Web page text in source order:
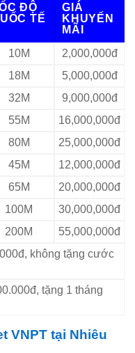
ĐỘ
TẾ
GIÁ
KHUYẾN
MÃI
10M
2,000,000đ
18M
5,000,000đ
32M
9,000,000đ
55M
16,000,000đ
80M
25,000,000đ
45M
12,000,000đ
65M
20,000,000đ
100M
30,000,000đ
200M
55,000,000đ
không tặng cước
tặng 1 tháng
VNPT tại Nhiêu